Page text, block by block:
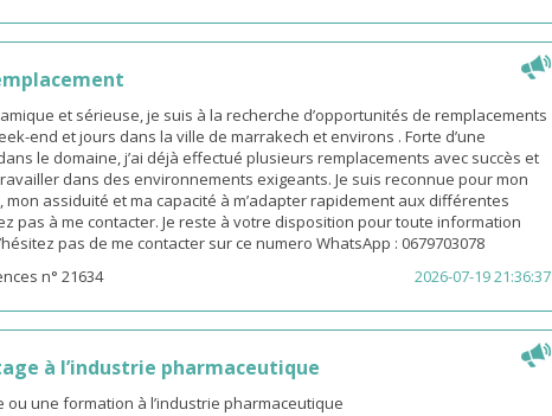
et sérieuse, je suis à la recherche d’opportunités de remplacements
end et jours dans la ville de marrakech et environs . Forte d’une
le domaine, j’ai déjà effectué plusieurs remplacements avec succès et
dans des environnements exigeants. Je suis reconnue pour mon
assiduité et ma capacité à m’adapter rapidement aux différentes
pas à me contacter. Je reste à votre disposition pour toute information
pas de me contacter sur ce numero WhatsApp : 0679703078
n° 21634 2026-07-19 21:36:37
à l’industrie pharmaceutique
ou une formation à l’industrie pharmaceutique